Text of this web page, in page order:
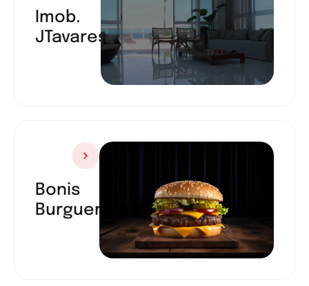
Imob.
JTavares
Bonis
Burguer